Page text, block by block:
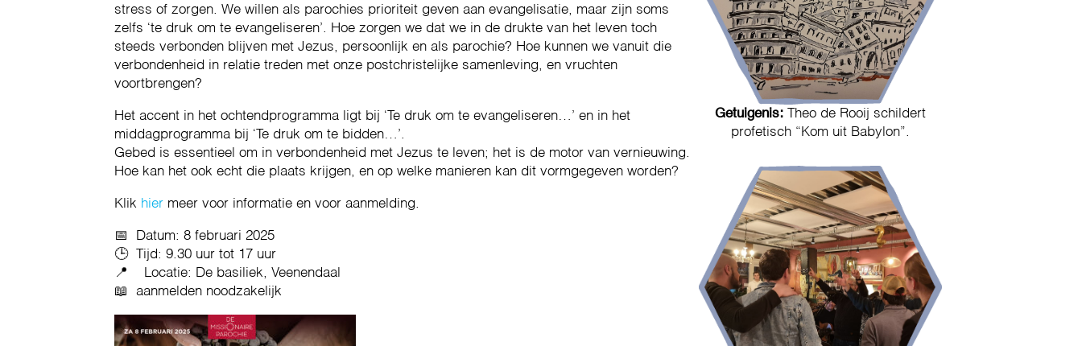
stress of zorgen. We willen als parochies prioriteit geven aan evangelisatie, maar zijn soms
zelfs ‘te druk om te evangeliseren’. Hoe zorgen we dat we in de drukte van het leven toch
steeds verbonden blijven met Jezus, persoonlijk en als parochie? Hoe kunnen we vanuit die
verbondenheid in relatie treden met onze postchristelijke samenleving, en vruchten
voortbrengen?
Het accent in het ochtendprogramma ligt bij ‘Te druk om te evangeliseren…’ en in het
middagprogramma bij ‘Te druk om te bidden…’.
Gebed is essentieel om in verbondenheid met Jezus te leven; het is de motor van vernieuwing.
Hoe kan het ook echt die plaats krijgen, en op welke manieren kan dit vormgegeven worden?
Klik hier meer voor informatie en voor aanmelding.
📅 Datum: 8 februari 2025
🕒 Tijd: 9.30 uur tot 17 uur
📍 Locatie: De basiliek, Veenendaal
📖 aanmelden noodzakelijk
Getuigenis:
Theo de Rooij schildert
profetisch “Kom uit Babylon”.